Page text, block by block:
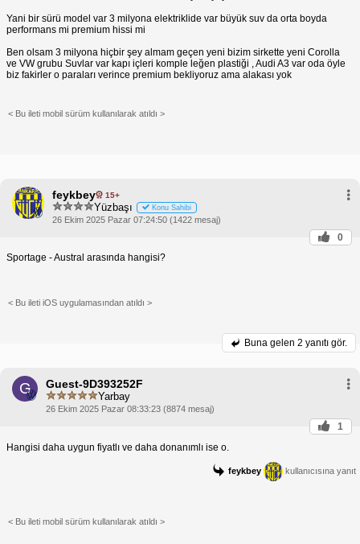
Yani bir sürü model var 3 milyona elektriklide var büyük suv da orta boyda
performans mi premium hissi mi
Ben olsam 3 milyona hiçbir şey almam geçen yeni bizim sirkette yeni Corolla
ve VW grubu Suvlar var kapı içleri komple leğen plastiği , Audi A3 var oda öyle
biz fakirler o paraları verince premium bekliyoruz ama alakası yok
< Bu ileti mobil sürüm kullanılarak atıldı >
feykbey 15+
Yüzbaşı Konu Sahibi
26 Ekim 2025 Pazar 07:24:50 (1422 mesaj)
0
Sportage - Austral arasında hangisi?
< Bu ileti iOS uygulamasından atıldı >
Buna gelen 2 yanıtı gör.
G Guest-9D393252F
Yarbay
26 Ekim 2025 Pazar 08:33:23 (8874 mesaj)
1
Hangisi daha uygun fiyatlı ve daha donanımlı ise o.
feykbey kullanıcısına yanıt
< Bu ileti mobil sürüm kullanılarak atıldı >